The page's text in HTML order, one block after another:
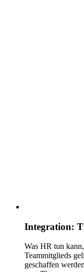
Integration:
Was HR tun
Teammitglieds
geschaffen